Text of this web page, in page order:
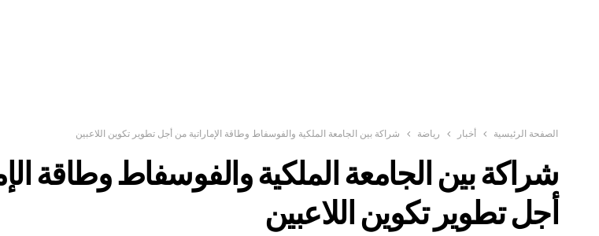
الصفحة الرئيسية أخبار رياضة شراكة بين الجامعة الملكية والفوسفاط وطاقة الإماراتية من أجل تطوير تكوين اللاعبين
شراكة بين الجامعة الملكية والفوسفاط وطاقة
أجل تطوير تكوين اللاعبين